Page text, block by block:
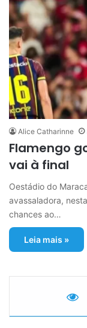
Alice Catharinne
Flamengo
vai à final
Oestádio do
avassaladora,
chances ao…
Leia mais »